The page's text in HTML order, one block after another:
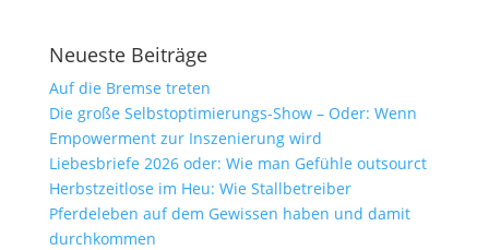
Neueste Beiträge
Auf die Bremse treten
Die große Selbstoptimierungs-Show – Oder: Wenn
Empowerment zur Inszenierung wird
Liebesbriefe 2026 oder: Wie man Gefühle outsourct
Herbstzeitlose im Heu: Wie Stallbetreiber
Pferdeleben auf dem Gewissen haben und damit
durchkommen